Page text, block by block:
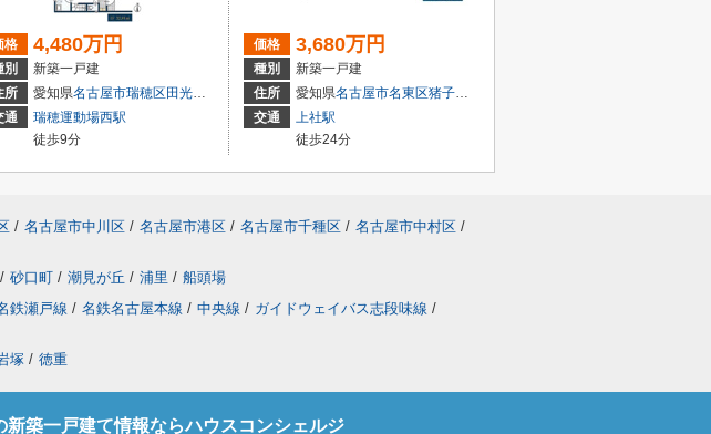
格 4,480万円
別
新築一戸建
所
愛知県名古屋市瑞穂区 田光町
３丁目26−1
通
瑞穂運動場西駅
徒歩9分
価格 3,680万円
種別
新築一戸建
住所
愛知県名古屋市名東区猪子石
交通
上社駅
徒歩24分
/ 名古屋市中川区 / 名古屋市港区 / 名古屋市千種区 / 名古屋市中村区 /
/ 砂口町 / 潮見が丘 / 浦里 / 船頭場
鉄瀬戸線 / 名鉄名古屋本線 / 中央線 / ガイドウェイバス志段味線 /
塚 / 徳重
新築一戸建て情報ならハウスコンシェルジ